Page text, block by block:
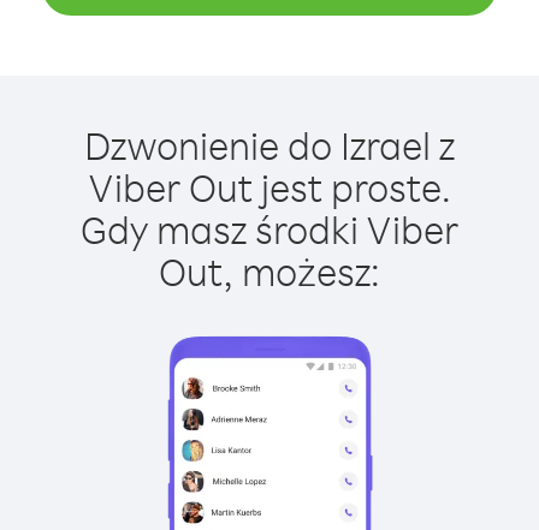
Dzwonienie do Izrael z
Viber Out jest proste.
Gdy masz środki Viber
Out, możesz: